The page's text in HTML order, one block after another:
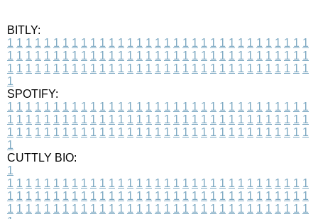
BITLY:
1 1 1 1 1 1 1 1 1 1 1 1 1 1 1 1 1 1 1 1 1 1 1 1 1 1 1 1 1 1 1 1 1
1 1 1 1 1 1 1 1 1 1 1 1 1 1 1 1 1 1 1 1 1 1 1 1 1 1 1 1 1 1 1 1 1
1 1 1 1 1 1 1 1 1 1 1 1 1 1 1 1 1 1 1 1 1 1 1 1 1 1 1 1 1 1 1 1 1
1
SPOTIFY:
1 1 1 1 1 1 1 1 1 1 1 1 1 1 1 1 1 1 1 1 1 1 1 1 1 1 1 1 1 1 1 1 1
1 1 1 1 1 1 1 1 1 1 1 1 1 1 1 1 1 1 1 1 1 1 1 1 1 1 1 1 1 1 1 1 1
1 1 1 1 1 1 1 1 1 1 1 1 1 1 1 1 1 1 1 1 1 1 1 1 1 1 1 1 1 1 1 1 1
1
CUTTLY BIO:
1
1 1 1 1 1 1 1 1 1 1 1 1 1 1 1 1 1 1 1 1 1 1 1 1 1 1 1 1 1 1 1 1 1
1 1 1 1 1 1 1 1 1 1 1 1 1 1 1 1 1 1 1 1 1 1 1 1 1 1 1 1 1 1 1 1 1
1 1 1 1 1 1 1 1 1 1 1 1 1 1 1 1 1 1 1 1 1 1 1 1 1 1 1 1 1 1 1 1 1